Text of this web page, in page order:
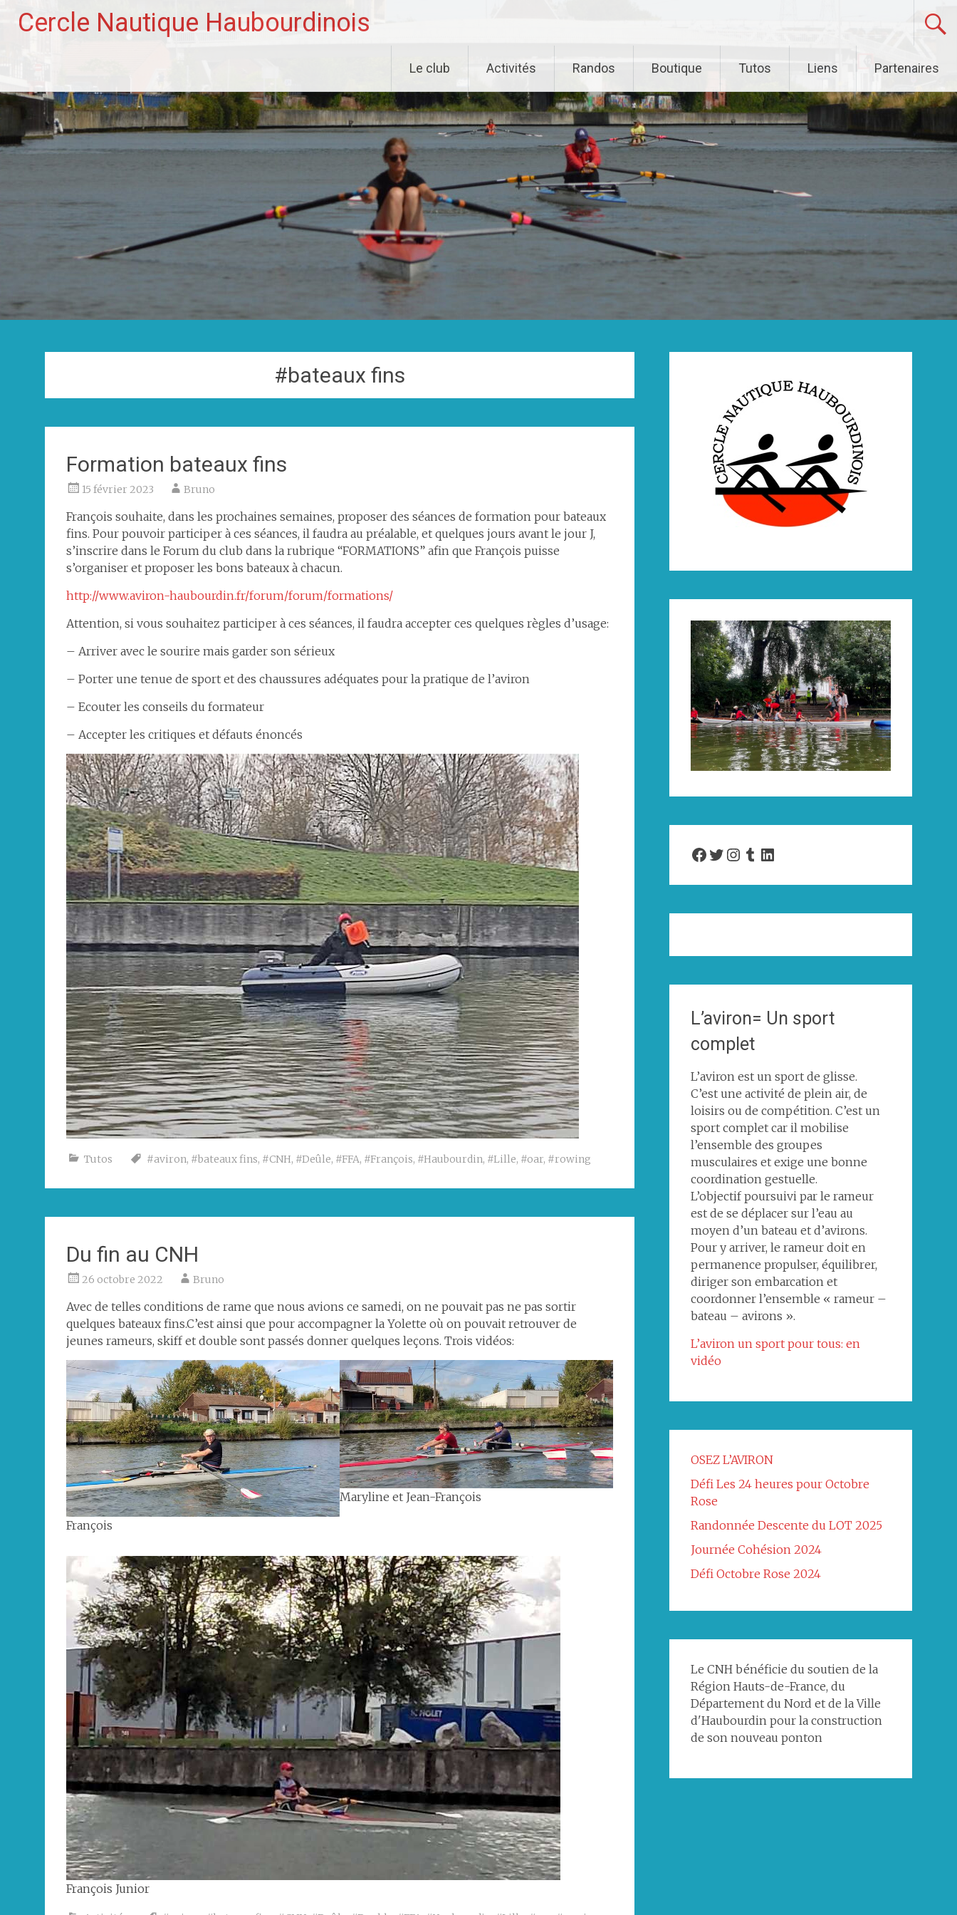
Cercle Nautique Haubourdinois
Le club Activités Randos Boutique Tutos Liens Partenaires
#bateaux fins
Formation bateaux fins
15 février 2023 Bruno
François souhaite, dans les prochaines semaines, proposer des séances de formation pour bateaux
fins. Pour pouvoir participer à ces séances, il faudra au préalable, et quelques jours avant le jour J,
s’inscrire dans le Forum du club dans la rubrique “FORMATIONS” afin que François puisse
s’organiser et proposer les bons bateaux à chacun.
http://www.aviron-haubourdin.fr/forum/forum/formations/
Attention, si vous souhaitez participer à ces séances, il faudra accepter ces quelques règles d’usage:
– Arriver avec le sourire mais garder son sérieux
– Porter une tenue de sport et des chaussures adéquates pour la pratique de l’aviron
– Ecouter les conseils du formateur
– Accepter les critiques et défauts énoncés
Tutos #aviron, #bateaux fins, #CNH, #Deûle, #FFA, #François, #Haubourdin, #Lille, #oar, #rowing
Du fin au CNH
26 octobre 2022 Bruno
Avec de telles conditions de rame que nous avions ce samedi, on ne pouvait pas ne pas sortir
quelques bateaux fins.C’est ainsi que pour accompagner la Yolette où on pouvait retrouver de
jeunes rameurs, skiff et double sont passés donner quelques leçons. Trois vidéos:
François
Maryline et Jean-François
François Junior
Facebook
Twitter
Instagram
Tumblr
LinkedIn
L’aviron= Un sport
complet
L’aviron est un sport de glisse.
C’est une activité de plein air, de
loisirs ou de compétition. C’est un
sport complet car il mobilise
l’ensemble des groupes
musculaires et exige une bonne
coordination gestuelle.
L’objectif poursuivi par le rameur
est de se déplacer sur l’eau au
moyen d’un bateau et d’avirons.
Pour y arriver, le rameur doit en
permanence propulser, équilibrer,
diriger son embarcation et
coordonner l’ensemble « rameur –
bateau – avirons ».
L’aviron un sport pour tous: en
vidéo
OSEZ L’AVIRON
Défi Les 24 heures pour Octobre
Rose
Randonnée Descente du LOT 2025
Journée Cohésion 2024
Défi Octobre Rose 2024
Le CNH bénéficie du soutien de la
Région Hauts-de-France, du
Département du Nord et de la Ville
d'Haubourdin pour la construction
de son nouveau ponton